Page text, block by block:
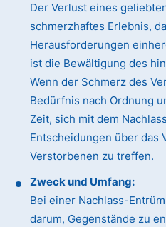
Der Verlust eines
schmerzhaftes Erlebnis,
Herausforderungen
ist die Bewältigung des
Wenn der Schmerz des
Bedürfnis nach Ordnung
Zeit, sich mit dem
Entscheidungen über das
Verstorbenen zu treffen.
Zweck und Umfang:
Bei einer Nachlass-
darum, Gegenstände zu